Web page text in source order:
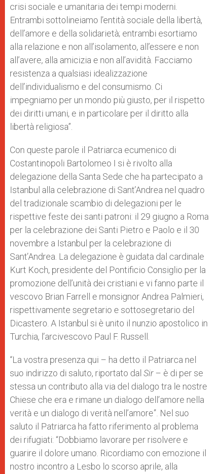
crisi sociale e umanitaria dei tempi moderni.
Entrambi sottolineiamo l’entità sociale della libertà,
dell’amore e della solidarietà; entrambi esortiamo
alla relazione e non all’isolamento, all’essere e non
all’avere, alla amicizia e non all’avidità. Facciamo
resistenza a qualsiasi idealizzazione
dell’individualismo e del consumismo. Ci
impegniamo per un mondo più giusto, per il rispetto
dei diritti umani, e in particolare per il diritto alla
libertà religiosa”.
Con queste parole il Patriarca ecumenico di
Costantinopoli Bartolomeo I si è rivolto alla
delegazione della Santa Sede che ha partecipato a
Istanbul alla celebrazione di Sant’Andrea nel quadro
del tradizionale scambio di delegazioni per le
rispettive feste dei santi patroni: il 29 giugno a Roma
per la celebrazione dei Santi Pietro e Paolo e il 30
novembre a Istanbul per la celebrazione di
Sant’Andrea. La delegazione è guidata dal cardinale
Kurt Koch, presidente del Pontificio Consiglio per la
promozione dell’unità dei cristiani e vi fanno parte il
vescovo Brian Farrell e monsignor Andrea Palmieri,
rispettivamente segretario e sottosegretario del
Dicastero. A Istanbul si è unito il nunzio apostolico in
Turchia, l’arcivescovo Paul F. Russell.
“La vostra presenza qui – ha detto il Patriarca nel
suo indirizzo di saluto, riportato dal Sir– è di per se
stessa un contributo alla via del dialogo tra le nostre
Chiese che era e rimane un dialogo dell’amore nella
verità e un dialogo di verità nell’amore”. Nel suo
saluto il Patriarca ha fatto riferimento al problema
dei rifugiati: “Dobbiamo lavorare per risolvere e
guarire il dolore umano. Ricordiamo con emozione il
nostro incontro a Lesbo lo scorso aprile, alla